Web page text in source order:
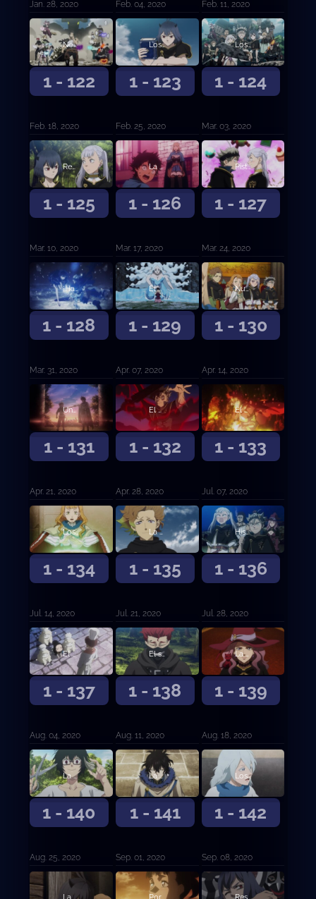
Jan. 28, 2020 Feb. 04, 2020 Feb. 11, 2020
1 - 122
Negro absoluto
Feb. 18, 2020
1 - 123
Los recuerdos de Nero y... (Primera parte)
Feb. 25, 2020
1 - 124
Los recuerdos de Nero y… (Segunda parte)
Mar. 03, 2020
1 - 125
Regreso a casa
Mar. 10, 2020
1 - 126
La confesión de la Rosa Azul
Mar. 17, 2020
1 - 127
Pistas
Mar. 24, 2020
1 - 128
¡Hacia el Reino del Corazón!
Mar. 31, 2020
1 - 129
El diablo Megicula
Apr. 07, 2020
1 - 130
Nueva reunión de capitanes de orden
Apr. 14, 2020
1 - 131
Una nueva determinación
Apr. 21, 2020
1 - 132
El despertar del león
Apr. 28, 2020
1 - 133
El despertar del león (continuación)
Jul. 07, 2020
1 - 134
Los convocados
Jul. 14, 2020
1 - 135
La persona en mi corazón, mi corazón, mi corazón
Jul. 21, 2020
1 - 136
Historia submarina oscura
Jul. 28, 2020
1 - 137
El hambre centenaria de Charmy y la soledad milenaria de Gordon
Aug. 04, 2020
1 - 138
El sucesor de Zara
Aug. 11, 2020
1 - 139
La bruja vuelve a casa
Aug. 18, 2020
1 - 140
La petición de Julius
Aug. 25, 2020
1 - 141
La familia dorada
Sep. 01, 2020
1 - 142
Los que se quedaron atrás
Sep. 08, 2020